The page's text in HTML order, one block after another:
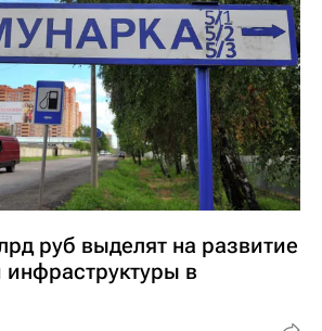
руб выделят на развитие
инфраструктуры в